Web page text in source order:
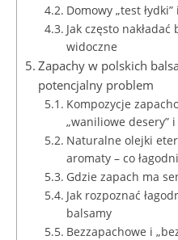
Domowy „test
Jak często
widoczne
Zapachy w polskich
potencjalny problem
Kompozycje
„waniliowe desery”
Naturalne olejki
aromaty – co
Gdzie zapach ma
Jak rozpoznać
balsamy
Bezzapachowe i